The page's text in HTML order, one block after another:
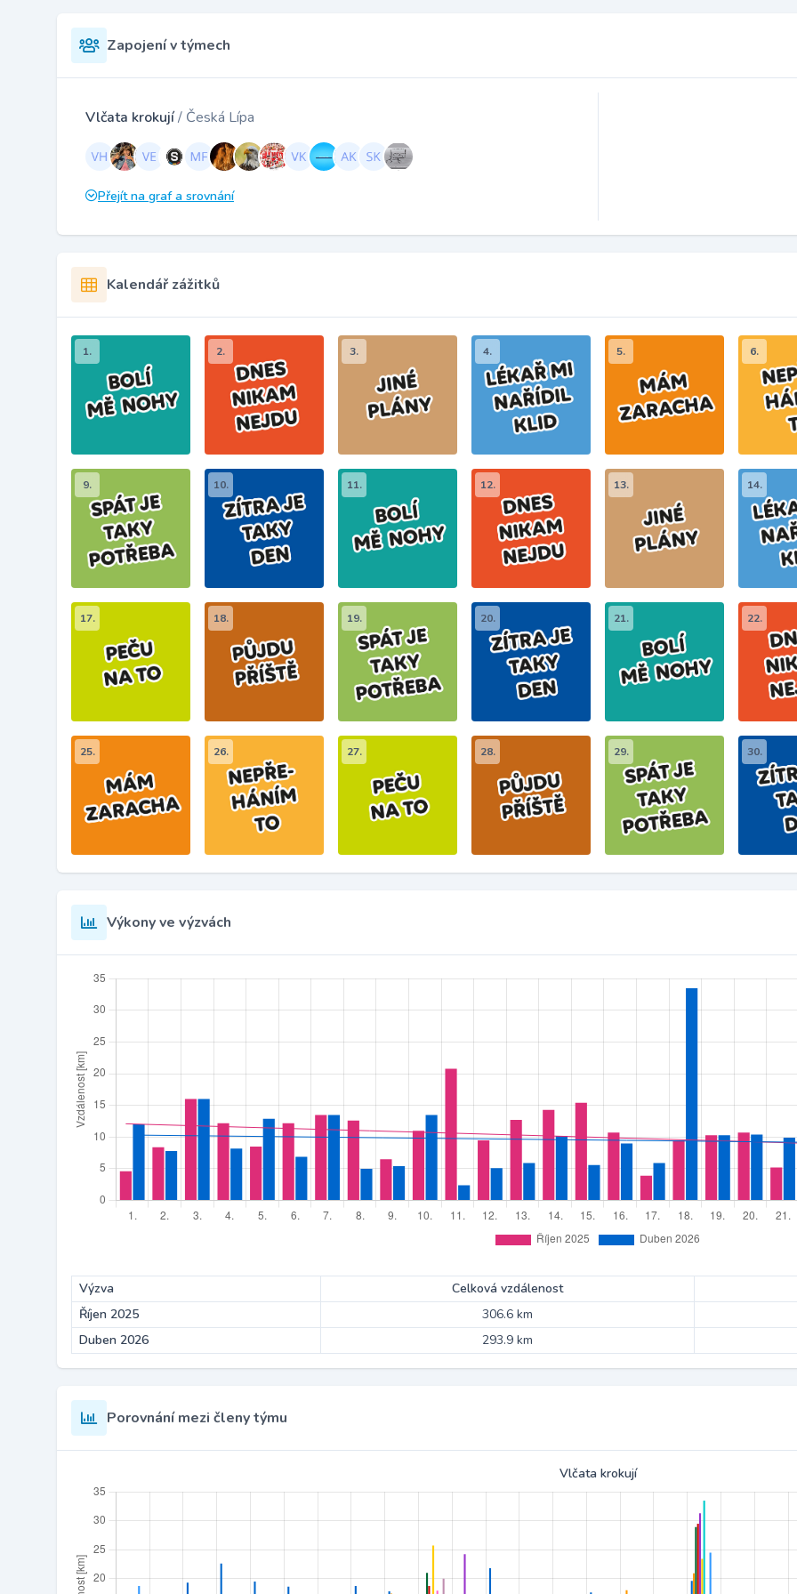
Zapojení v týmech
Vlčata krokují/ Česká Lípa
Přejít na graf a srovnání
Kalendář zážitků
1. 2. 3. 4. 5. 6.
9. 10. 11. 12. 13. 14.
17. 18. 19. 20. 21. 22.
25. 26. 27. 28. 29. 30.
Výkony ve výzvách
Výzva
Celková vzdálenost
Říjen 2025
306.6 km
Duben 2026
293.9 km
Porovnání mezi členy týmu
Vlčata krokují